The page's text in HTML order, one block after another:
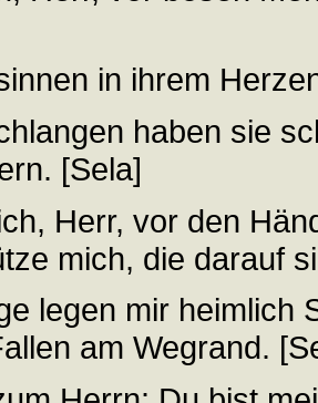
in ihrem
haben sie
[Sela]
Herr, vor den
mich, die darauf
legen mir heimlich
am Wegrand.